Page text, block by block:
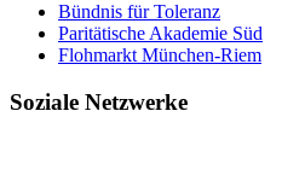
Bündnis für Toleranz
Paritätische Akademie Süd
Flohmarkt München-Riem
Soziale Netzwerke